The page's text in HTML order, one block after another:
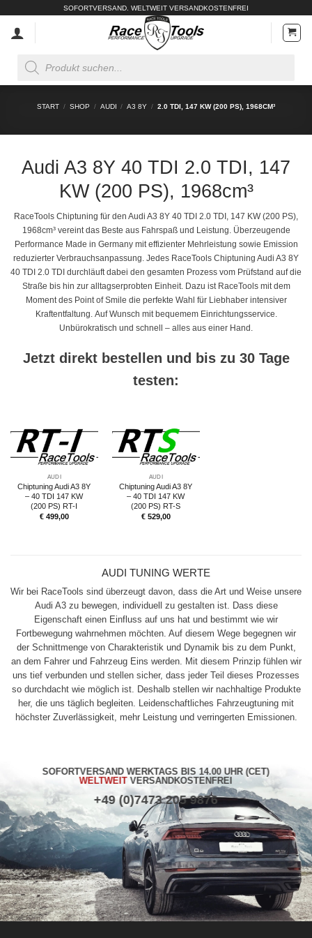
springen
SOFORTVERSAND. WELTWEIT VERSANDKOSTENFREI
search
START / SHOP / AUDI / A3 8Y / 2.0 TDI, 147 KW (200 PS), 1968CM³
Audi A3 8Y 40 TDI 2.0 TDI, 147
KW (200 PS), 1968cm³
RaceTools Chiptuning für den Audi A3 8Y 40 TDI 2.0 TDI, 147 KW (200 PS),
1968cm³ vereint das Beste aus Fahrspaß und Leistung. Überzeugende
Performance Made in Germany mit effizienter Mehrleistung sowie Emission
reduzierter Verbrauchsanpassung. Jedes RaceTools Chiptuning Audi A3 8Y
40 TDI 2.0 TDI durchläuft dabei den gesamten Prozess vom Prüfstand auf die
Straße bis hin zur alltagserprobten Einheit. Dazu ist RaceTools mit dem
Moment des Point of Smile die perfekte Wahl für Liebhaber intensiver
Kraftentfaltung. Auf Wunsch mit bequemem Einrichtungsservice.
Unbürokratisch und schnell – alles aus einer Hand.
Jetzt direkt bestellen und bis zu 30 Tage
testen:
AUDI
Chiptuning Audi A3 8Y
– 40 TDI 147 KW
(200 PS) RT-I
€499,00
AUDI
Chiptuning Audi A3 8Y
– 40 TDI 147 KW
(200 PS) RT-S
€529,00
AUDI TUNING WERTE
Wir bei RaceTools sind überzeugt davon, dass die Art und Weise unsere
Audi A3 zu bewegen, individuell zu gestalten ist. Dass diese
Eigenschaft einen Einfluss auf uns hat und bestimmt wie wir
Fortbewegung wahrnehmen möchten. Auf diesem Wege begegnen wir
der Schnittmenge von Charakteristik und Dynamik bis zu dem Punkt,
an dem Fahrer und Fahrzeug Eins werden. Mit diesem Prinzip fühlen wir
uns tief verbunden und stellen sicher, dass jeder Teil dieses Prozesses
so durchdacht wie möglich ist. Deshalb stellen wir nachhaltige Produkte
her, die uns täglich begleiten. Leidenschaftliches Fahrzeugtuning mit
höchster Zuverlässigkeit, mehr Leistung und verringerten Emissionen.
SOFORTVERSAND WERKTAGS BIS 14.00 UHR (CET)
WELTWEITVERSANDKOSTENFREI
+49 (0)7473 205 9876